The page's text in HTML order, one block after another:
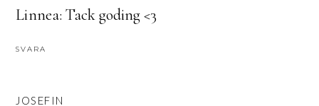
Linnea: Tack goding <3
SVARA
JOSEFIN